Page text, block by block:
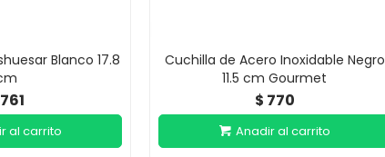
Blanco 17.8
761
Cuchilla de Acero Inoxidable Negro
11.5 cm Gourmet
$ 770